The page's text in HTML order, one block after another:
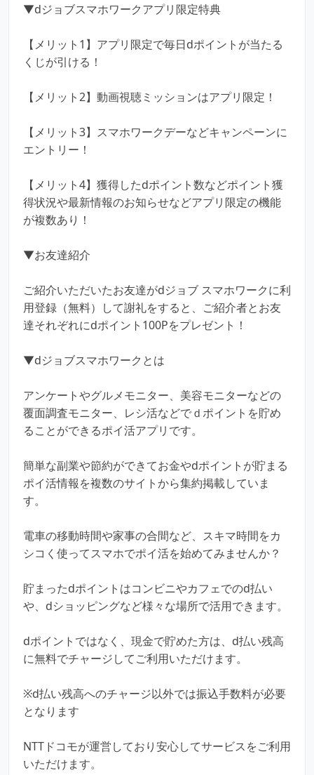
▼dジョブスマホワークアプリ限定特典
【メリット1】アプリ限定で毎日dポイントが当たる
くじが引ける！
【メリット2】動画視聴ミッションはアプリ限定！
【メリット3】スマホワークデーなどキャンペーンに
エントリー！
【メリット4】獲得したdポイント数などポイント獲
得状況や最新情報のお知らせなどアプリ限定の機能
が複数あり！
▼お友達紹介
ご紹介いただいたお友達がdジョブ スマホワークに利
用登録（無料）して謝礼をすると、ご紹介者とお友
達それぞれにdポイント100Pをプレゼント！
▼dジョブスマホワークとは
アンケートやグルメモニター、美容モニターなどの
覆面調査モニター、レシ活などでｄポイントを貯め
ることができるポイ活アプリです。
簡単な副業や節約ができてお金やdポイントが貯まる
ポイ活情報を複数のサイトから集約掲載していま
す。
電車の移動時間や家事の合間など、スキマ時間をカ
シコく使ってスマホでポイ活を始めてみませんか？
貯まったdポイントはコンビニやカフェでのd払い
や、dショッピングなど様々な場所で活用できます。
dポイントではなく、現金で貯めた方は、d払い残高
に無料でチャージしてご利用いただけます。
※d払い残高へのチャージ以外では振込手数料が必要
となります
NTTドコモが運営しており安心してサービスをご利用
いただけます。